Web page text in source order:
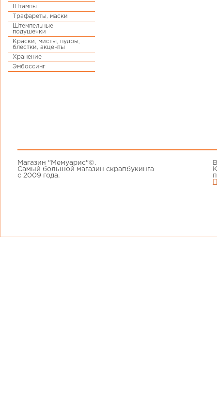
Штампы
Трафареты, маски
Штемпельные
подушечки
Краски, мисты, пудры,
блёстки, акценты
Хранение
Эмбоссинг
Магазин "Мемуарис"©.
Самый большой магазин скрапбукинга
с 2009 года.